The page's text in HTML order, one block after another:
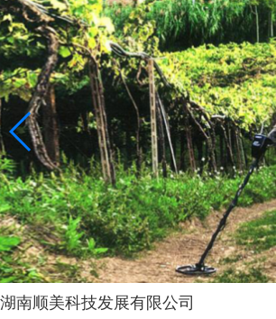
湖南顺美科技发展有限公司